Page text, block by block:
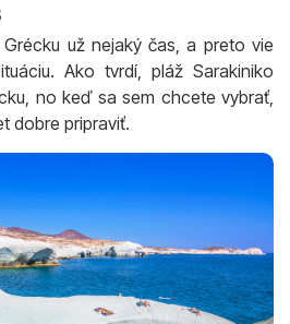
už nejaký čas, a preto vie
Ako tvrdí, pláž Sarakiniko
no keď sa sem chcete vybrať,
dobre pripraviť.